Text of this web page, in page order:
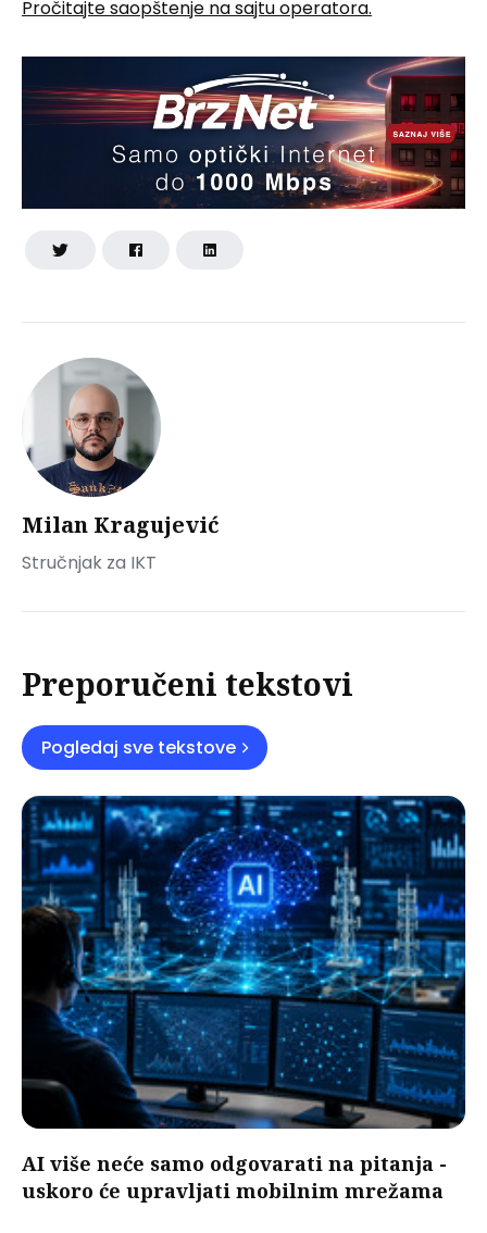
Milan Kragujević
Stručnjak za IKT
Pročitajte saopštenje na sajtu operatora.
Preporučeni tekstovi
Pogledaj sve tekstove
AI više neće samo odgovarati na pitanja -
uskoro će upravljati mobilnim mrežama